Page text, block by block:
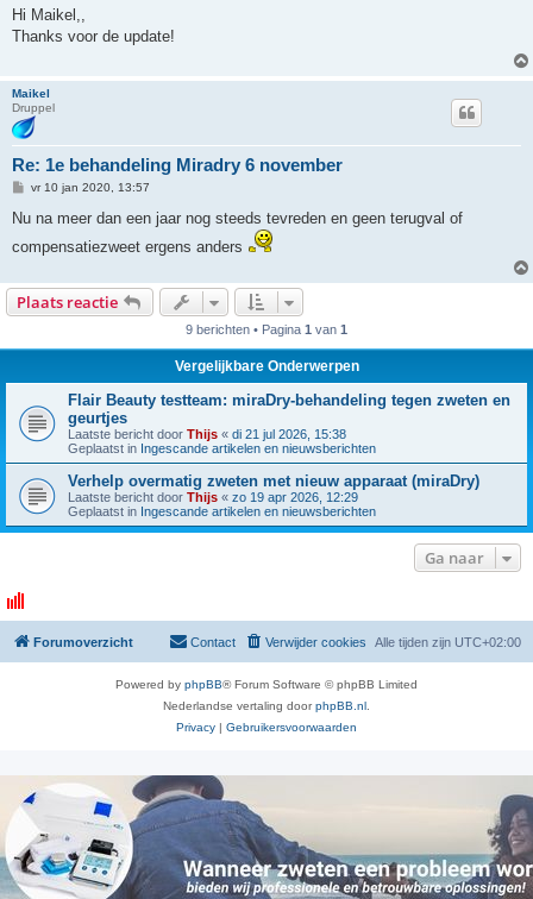
c
Hi Maikel,,
Thanks voor de update!
Maikel
Druppel
Re: 1e behandeling Miradry 6 november
B
r
c
vr 10 jan 2020, 13:57
Nu na meer dan een jaar nog steeds tevreden en geen terugval of
compensatiezweet ergens anders
Plaats reactie
9 berichten • Pagina 1 van 1
Vergelijkbare Onderwerpen
Flair Beauty testteam: miraDry-behandeling tegen zweten en
geurtjes
Laatste bericht door Thijs « di 21 jul 2026, 15:38
Geplaatst in Ingescande artikelen en nieuwsberichten
Verhelp overmatig zweten met nieuw apparaat (miraDry)
Laatste bericht door Thijs « zo 19 apr 2026, 12:29
Geplaatst in Ingescande artikelen en nieuwsberichten
Ga naar
Forumoverzicht Alle tijden zijn UTC+02:00
Verwijder cookies
Contact
Powered by phpBB® Forum Software © phpBB Limited
Nederlandse vertaling doorphpBB.nl
Privacy | Gebruikersvoorwaarden